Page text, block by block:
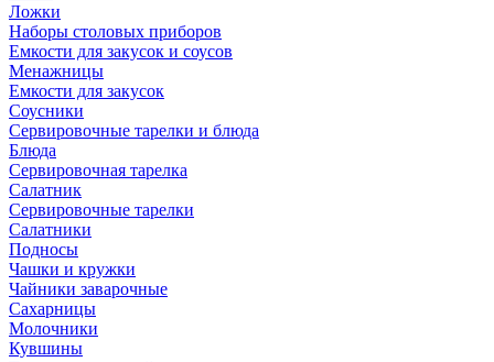
Ложки
Наборы столовых приборов
Емкости для закусок и соусов
Менажницы
Емкости для закусок
Соусники
Сервировочные тарелки и блюда
Блюда
Сервировочная тарелка
Салатник
Сервировочные тарелки
Салатники
Подносы
Чашки и кружки
Чайники заварочные
Сахарницы
Молочники
Кувшины